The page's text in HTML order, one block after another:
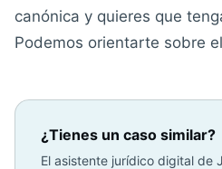
canónica y quieres que
Podemos orientarte sobre
¿Tienes un caso similar?
El asistente jurídico digital de